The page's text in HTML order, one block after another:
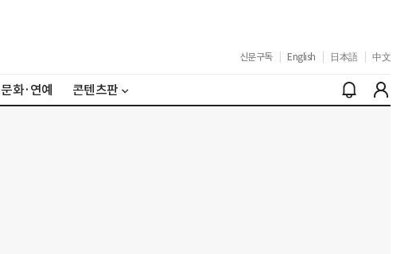
신문구독 English 日本語 中文
문화·연예 콘텐츠판